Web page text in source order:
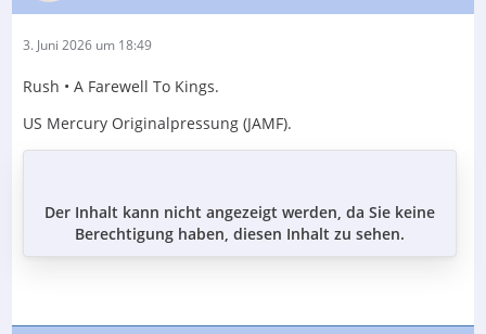
3. Juni 2026 um 18:49
Rush • A Farewell To Kings.
US Mercury Originalpressung (JAMF).
Der Inhalt kann nicht angezeigt werden, da Sie keine
Berechtigung haben, diesen Inhalt zu sehen.